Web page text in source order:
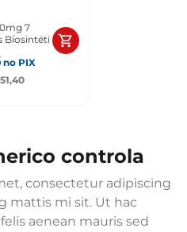
7
Biosintética
no PIX
51,40
controla
consectetur adipiscing
mattis mi sit. Ut hac
aenean mauris sed